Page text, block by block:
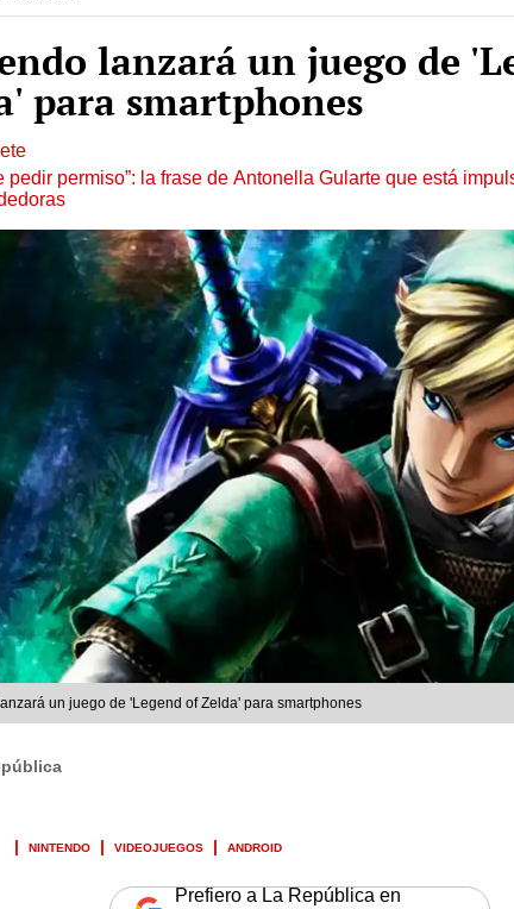
lanzará un juego de
para smartphones
pedir permiso”: la frase de Antonella Gularte que está
un juego de 'Legend of Zelda' para smartphones
NINTENDO VIDEOJUEGOS ANDROID
Prefiero a La República en